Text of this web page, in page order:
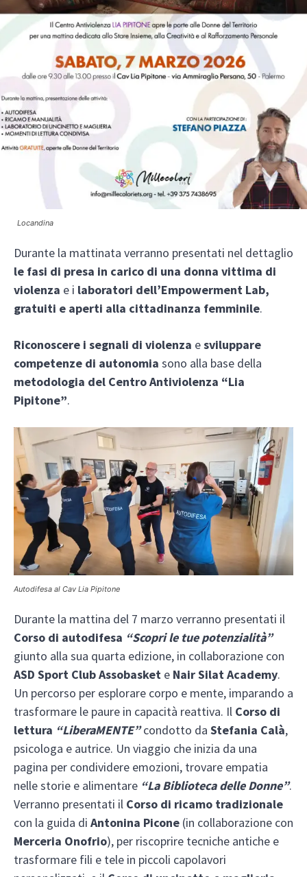
Locandina
Durante la mattinata verranno presentati nel dettaglio
le fasi di presa in carico di una donna vittima di
violenza e i laboratori dell’Empowerment Lab,
gratuiti e aperti alla cittadinanza femminile.
Riconoscere i segnali di violenza esviluppare
competenze di autonomia sono alla base della
metodologia del Centro Antiviolenza “Lia
Pipitone”.
Autodifesa al Cav Lia Pipitone
Durante la mattina del 7 marzo verranno presentati il
Corso di autodifesa “Scopri le tue potenzialità”
giunto alla sua quarta edizione, in collaborazione con
ASD Sport Club Assobasket e Nair Silat Academy.
Un percorso per esplorare corpo e mente, imparando a
trasformare le paure in capacità reattiva. Il Corso di
lettura “LiberaMENTE”condotto da Stefania Calà,
psicologa e autrice. Un viaggio che inizia da una
pagina per condividere emozioni, trovare empatia
nelle storie e alimentare “La Biblioteca delle Donne”.
Verranno presentati il Corso di ricamo tradizionale
con la guida di Antonina Picone (in collaborazione con
Merceria Onofrio), per riscoprire tecniche antiche e
trasformare fili e tele in piccoli capolavori